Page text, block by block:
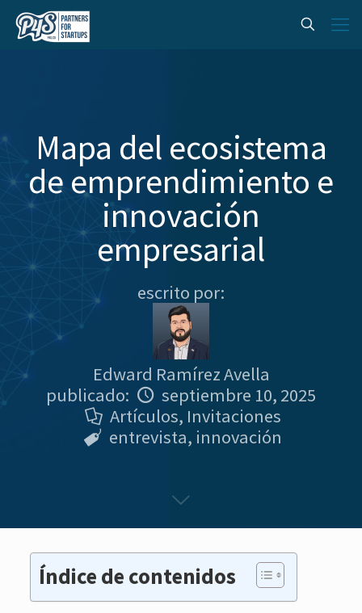
Mapa del ecosistema
de emprendimiento e
innovación
empresarial
escrito por:
Edward Ramírez Avella
publicado:
septiembre 10, 2025
Artículos, Invitaciones
entrevista, innovación
Índice de contenidos